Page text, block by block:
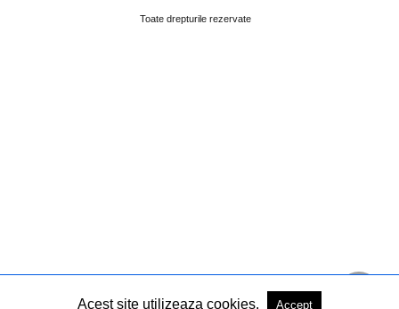
Toate drepturile rezervate
Acest site utilizeaza cookies. Accept